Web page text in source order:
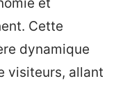
Cette
dynamique
visiteurs, allant